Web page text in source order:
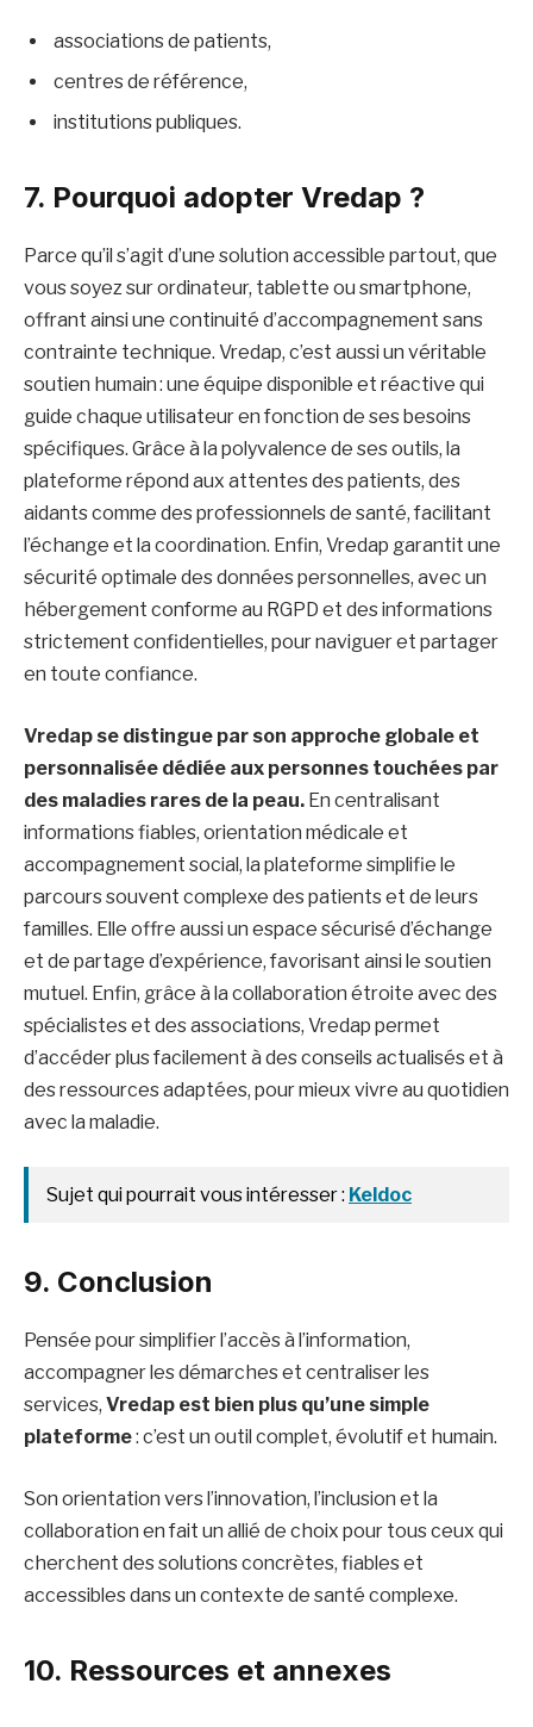
associations de patients,
centres de référence,
institutions publiques.
7. Pourquoi adopter Vredap ?
Parce qu’il s’agit d’une solution accessible partout, que
vous soyez sur ordinateur, tablette ou smartphone,
offrant ainsi une continuité d’accompagnement sans
contrainte technique. Vredap, c’est aussi un véritable
soutien humain : une équipe disponible et réactive qui
guide chaque utilisateur en fonction de ses besoins
spécifiques. Grâce à la polyvalence de ses outils, la
plateforme répond aux attentes des patients, des
aidants comme des professionnels de santé, facilitant
l’échange et la coordination. Enfin, Vredap garantit une
sécurité optimale des données personnelles, avec un
hébergement conforme au RGPD et des informations
strictement confidentielles, pour naviguer et partager
en toute confiance.
Vredap se distingue par son approche globale et
personnalisée dédiée aux personnes touchées par
des maladies rares de la peau. En centralisant
informations fiables, orientation médicale et
accompagnement social, la plateforme simplifie le
parcours souvent complexe des patients et de leurs
familles. Elle offre aussi un espace sécurisé d’échange
et de partage d’expérience, favorisant ainsi le soutien
mutuel. Enfin, grâce à la collaboration étroite avec des
spécialistes et des associations, Vredap permet
d’accéder plus facilement à des conseils actualisés et à
des ressources adaptées, pour mieux vivre au quotidien
avec la maladie.
Sujet qui pourrait vous intéresser : Keldoc
9. Conclusion
Pensée pour simplifier l’accès à l’information,
accompagner les démarches et centraliser les
services, Vredap est bien plus qu’une simple
plateforme: c’est un outil complet, évolutif et humain.
Son orientation vers l’innovation, l’inclusion et la
collaboration en fait un allié de choix pour tous ceux qui
cherchent des solutions concrètes, fiables et
accessibles dans un contexte de santé complexe.
10. Ressources et annexes